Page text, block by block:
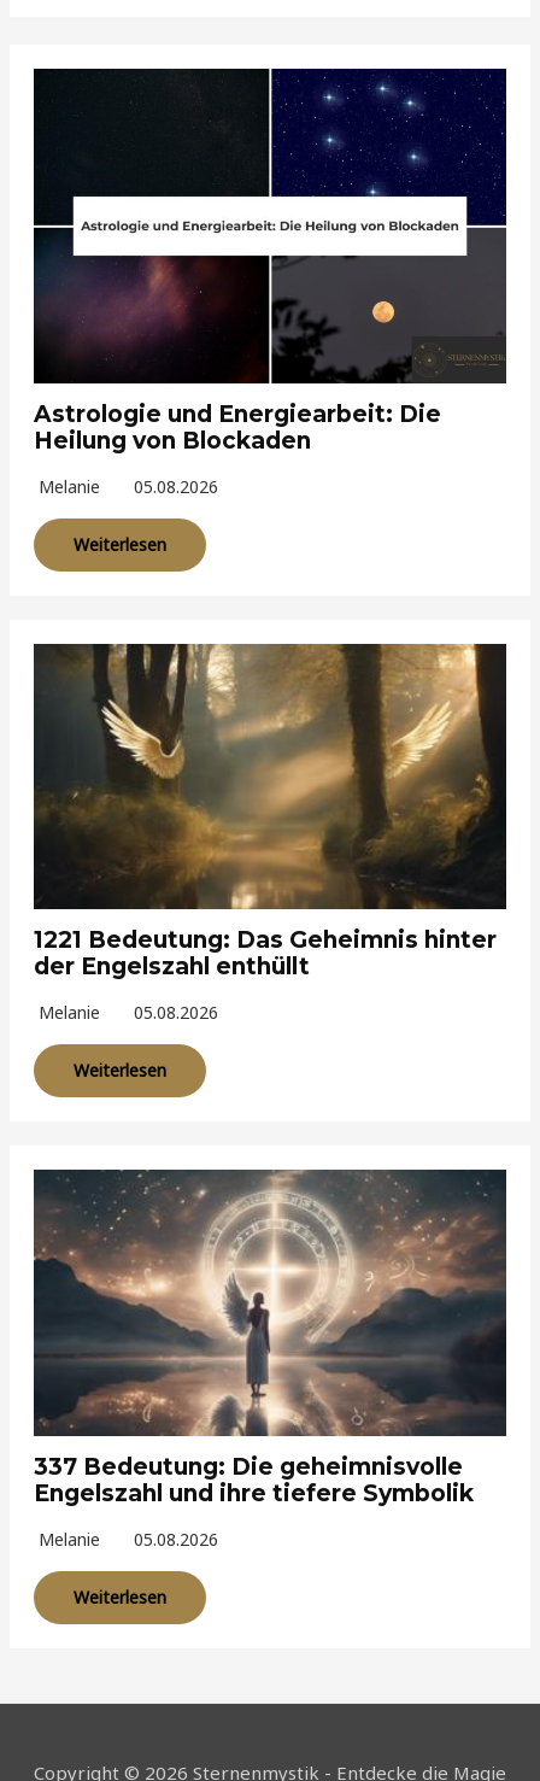
Astrologie und Energiearbeit: Die
Heilung von Blockaden
Melanie 05.08.2026
Weiterlesen
1221 Bedeutung: Das Geheimnis hinter
der Engelszahl enthüllt
Melanie 05.08.2026
Weiterlesen
337 Bedeutung: Die geheimnisvolle
Engelszahl und ihre tiefere Symbolik
Melanie 05.08.2026
Weiterlesen
Copyright © 2026 Sternenmystik - Entdecke die Magie